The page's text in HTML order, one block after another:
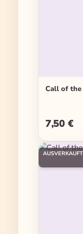
Call of
Regulärer
7,50 €
AUSVERKAUFT